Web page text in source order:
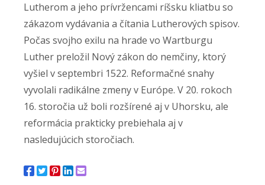
Lutherom a jeho prívržencami ríšsku kliatbu so
zákazom vydávania a čítania Lutherových spisov.
Počas svojho exilu na hrade vo Wartburgu
Luther preložil Nový zákon do nemčiny, ktorý
vyšiel v septembri 1522. Reformačné snahy
vyvolali radikálne zmeny v Európe. V 20. rokoch
16. storočia už boli rozšírené aj v Uhorsku, ale
reformácia prakticky prebiehala aj v
nasledujúcich storočiach.